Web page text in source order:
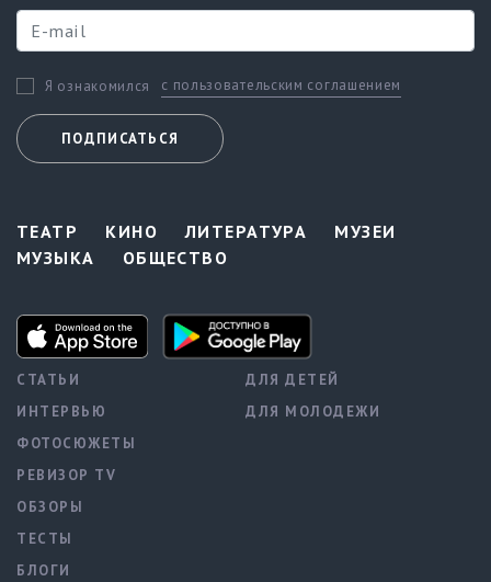
Я ознакомился с пользовательским соглашением
ПОДПИСАТЬСЯ
ТЕАТР КИНО ЛИТЕРАТУРА
МУЗЕИ
МУЗЫКА
ОБЩЕСТВО
СТАТЬИ
ИНТЕРВЬЮ
ФОТОСЮЖЕТЫ
РЕВИЗОР TV
ОБЗОРЫ
ТЕСТЫ
БЛОГИ
ДЛЯ ДЕТЕЙ
ДЛЯ МОЛОДЕЖИ